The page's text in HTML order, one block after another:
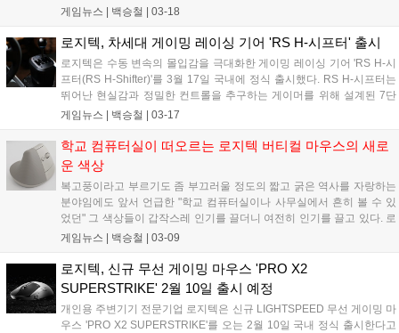
축하는 역량을 겨루는 국내 파트너 챔피언십이다. '로지텍 VC 설치 월드
펜하겐을 거쳐 ISE 2025 바르셀로나에서 유럽 및 글로벌 파트너가 참여
게임뉴스 | 백승철 | 03-18
로지텍, 차세대 게이밍 레이싱 기어 'RS H-시프터' 출시
로지텍은 수동 변속의 몰입감을 극대화한 게이밍 레이싱 기어 'RS H-시
프터(RS H-Shifter)'를 3월 17일 국내에 정식 출시했다. RS H-시프터는
뛰어난 현실감과 정밀한 컨트롤을 추구하는 게이머를 위해 설계된 7단
+후진 수동 시프터로, 실제 H-패턴 기어박스에 가까운 변속 감각을 구현
작감을 제공하며, 다양한 레이싱 장르에서 보다 몰입감 있는 주행을 지
원한다....
게임뉴스 | 백승철 | 03-17
학교 컴퓨터실이 떠오르는 로지텍 버티컬 마우스의 새로
운 색상
복고풍이라고 부르기도 좀 부끄러울 정도의 짧고 굵은 역사를 자랑하는
분야임에도 앞서 언급한 "학교 컴퓨터실이나 사무실에서 흔히 볼 수 있
었던" 그 색상들이 갑작스레 인기를 끌더니 여전히 인기를 끌고 있다. 로
지텍에서도 자사의 인체공학 버티컬 무선 마우스, 'Lift(리프트)'의 신규
라던가 사무실 그레이가 아니라 살짝 아쉽긴 한데 제품을 보면 영락없이
그 추억의 색상이다....
게임뉴스 | 백승철 | 03-09
로지텍, 신규 무선 게이밍 마우스 'PRO X2
SUPERSTRIKE' 2월 10일 출시 예정
개인용 주변기기 전문기업 로지텍은 신규 LIGHTSPEED 무선 게이밍 마
우스 'PRO X2 SUPERSTRIKE'를 오는 2월 10일 국내 정식 출시한다고